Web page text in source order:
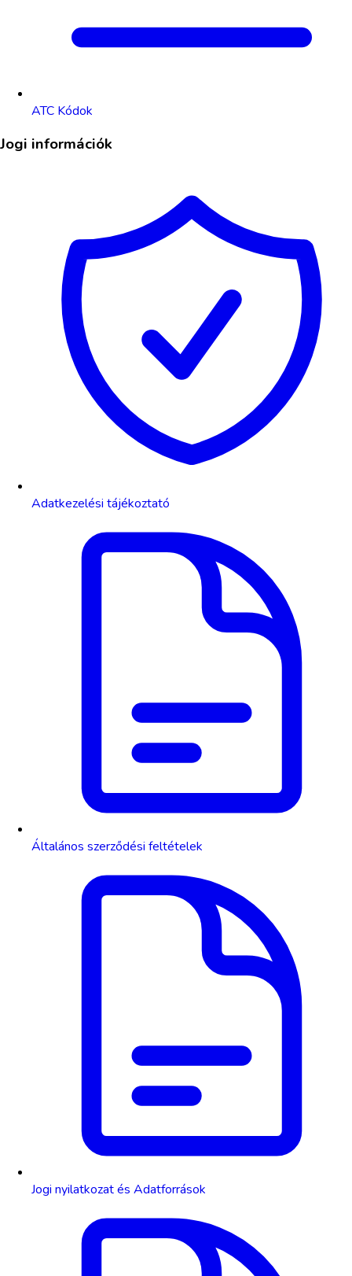
ATC Kódok
Jogi információk
Adatkezelési tájékoztató
Általános szerződési feltételek
Jogi nyilatkozat és Adatforrások